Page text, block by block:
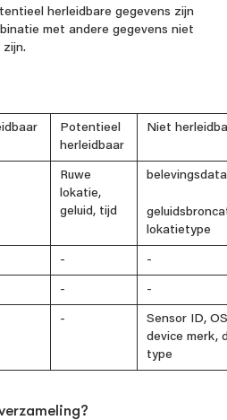
herleidbare gegevens zijn
met andere gegevens niet
zijn.
Potentieel
herleidbaar
Niet
Ruwe
lokatie,
geluid, tijd
lokatietype
- -
- -
-
Sensor ID,
device merk,
type